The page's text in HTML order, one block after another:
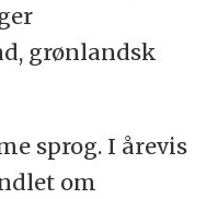
grønlandsk
sprog. I årevis
om